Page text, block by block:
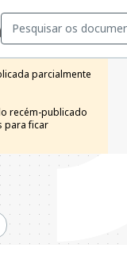
parcialmente
recém-publicado
para ficar